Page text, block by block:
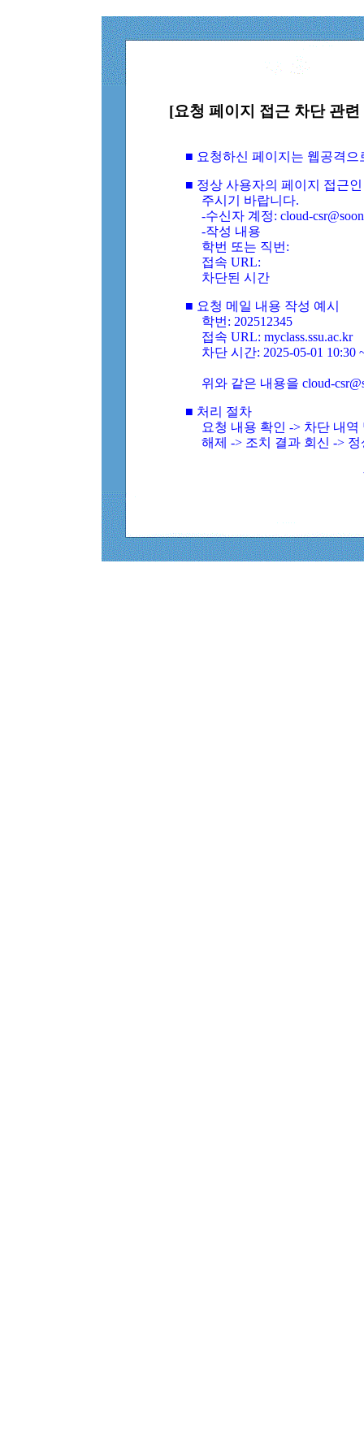
[요청 페이지 접근 차단 관
■ 요청하신 페이지는 웹공격
■ 정상 사용자의 페이지 접근
주시기 바랍니다.
-수신자 계정: cloud-
-작성 내용
학번 또는 직번:
접속 URL:
차단된 시간
■ 요청 메일 내용 작성 예시
학번: 202512345
접속 URL: myclass.ssu.ac.kr
차단 시간: 2025-05-01 10:30
위와 같은 내용을 cloud-
■ 처리 절차
요청 내용 확인 -> 차단 내
해제 -> 조치 결과 회신 ->